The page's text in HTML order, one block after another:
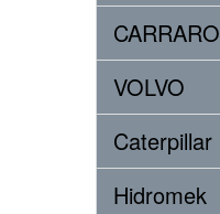
CARRARO
VOLVO
Caterpillar
Hidromek